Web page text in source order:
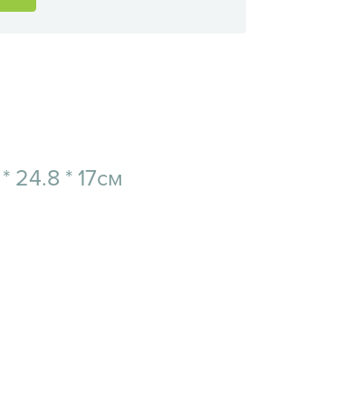
24.8 * 17см